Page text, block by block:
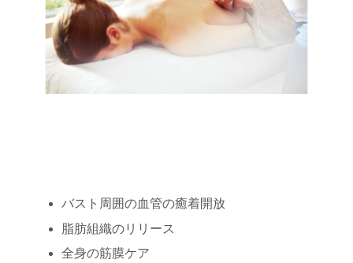
バスト周囲の血管の癒着開放
脂肪組織のリリース
全身の筋膜ケア